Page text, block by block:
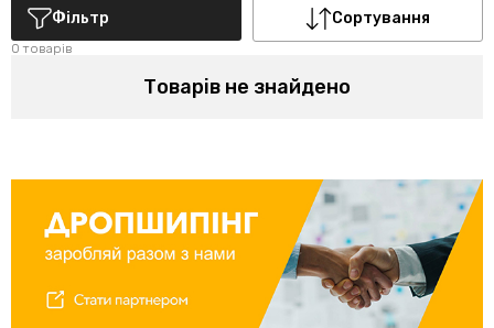
Фільтр Сортування
0 товарів
Товарів не знайдено